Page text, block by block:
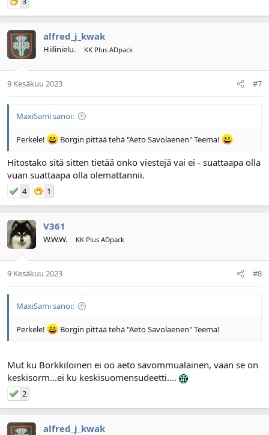
alfred_j_kwak
Hiilinielu. KK Plus ADpack
9 Kesäkuu 2023 #7
MaxiSami sanoi:
Perkele! Borgin pittää tehä "Aeto Savolaenen" Teema!
Hitostako sitä sitten tietää onko viestejä vai ei - suattaapa olla
vuan suattaapa olla olemattannii.
4 1
V361
W.W.W. KK Plus ADpack
9 Kesäkuu 2023 #8
MaxiSami sanoi:
Perkele! Borgin pittää tehä "Aeto Savolaenen" Teema!
Mut ku Borkkiloinen ei oo aeto savommualainen, vaan se on
keskisorm...ei ku keskisuomensudeetti....
2
alfred_j_kwak